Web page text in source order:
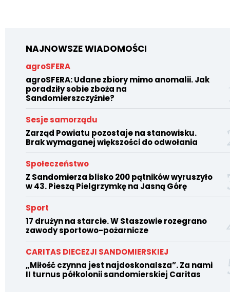
NAJNOWSZE WIADOMOŚCI
agroSFERA
agroSFERA: Udane zbiory mimo anomalii. Jak
poradziły sobie zboża na
Sandomierszczyźnie?
Sesje samorządu
Zarząd Powiatu pozostaje na stanowisku.
Brak wymaganej większości do odwołania
Społeczeństwo
Z Sandomierza blisko 200 pątników wyruszyło
w 43. Pieszą Pielgrzymkę na Jasną Górę
Sport
17 drużyn na starcie. W Staszowie rozegrano
zawody sportowo-pożarnicze
CARITAS DIECEZJI SANDOMIERSKIEJ
„Miłość czynna jest najdoskonalsza”. Za nami
II turnus półkolonii sandomierskiej Caritas